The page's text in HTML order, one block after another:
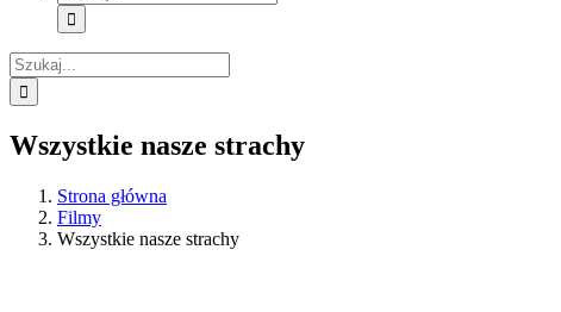
Szukaj
Wszystkie nasze strachy
Strona główna
Filmy
Wszystkie nasze strachy